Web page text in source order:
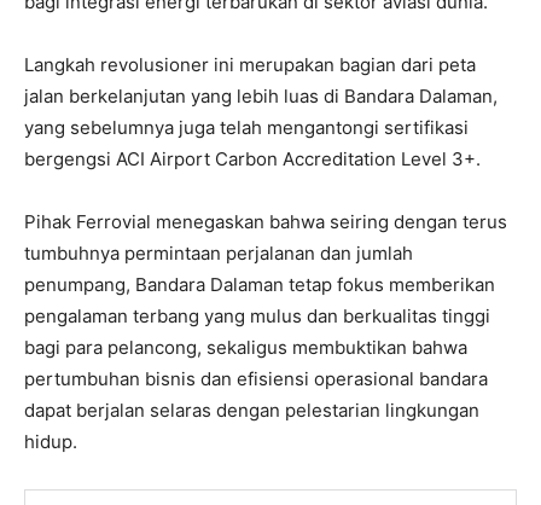
Langkah revolusioner ini merupakan bagian dari peta
jalan berkelanjutan yang lebih luas di Bandara Dalaman,
yang sebelumnya juga telah mengantongi sertifikasi
bergengsi ACI Airport Carbon Accreditation Level 3+.
Pihak Ferrovial menegaskan bahwa seiring dengan terus
tumbuhnya permintaan perjalanan dan jumlah
penumpang, Bandara Dalaman tetap fokus memberikan
pengalaman terbang yang mulus dan berkualitas tinggi
bagi para pelancong, sekaligus membuktikan bahwa
pertumbuhan bisnis dan efisiensi operasional bandara
dapat berjalan selaras dengan pelestarian lingkungan
hidup.